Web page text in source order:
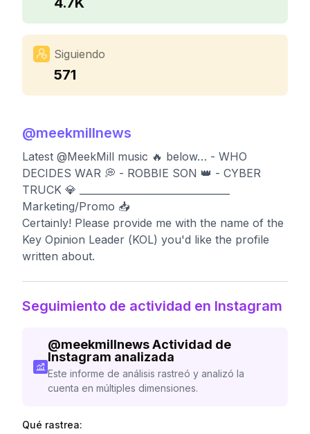
Siguiendo
571
@meekmillnews
Latest @MeekMill music 🔥 below… - WHO
DECIDES WAR 💭 - ROBBIE SON 👑 - CYBER
TRUCK 💎 _______________________________
Marketing/Promo 📥
Certainly! Please provide me with the name of the
Key Opinion Leader (KOL) you'd like the profile
written about.
Seguimiento de actividad en Instagram
@meekmillnewsActividad de
Instagram analizada
Este informe de análisis rastreó y analizó la
cuenta en múltiples dimensiones.
Qué rastrea: